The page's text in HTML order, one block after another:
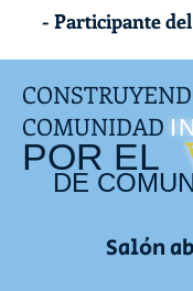
- Participante
COMUNIDAD
POR EL
DE
Salón